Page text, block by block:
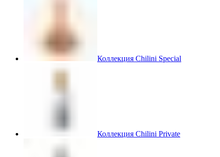
Коллекция Chilini Special
Коллекция Chilini Private